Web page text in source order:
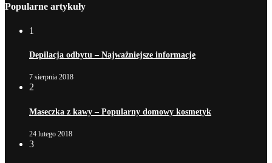
Popularne artykuły
1
Depilacja odbytu – Najważniejsze informacje
7 sierpnia 2018
2
Maseczka z kawy – Popularny domowy kosmetyk
24 lutego 2018
3